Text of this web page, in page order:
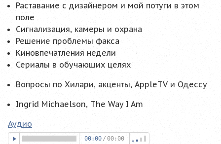
Раставание с дизайнером и мой потуги в этом
поле
Сигнализация, камеры и охрана
Решение проблемы факса
Киновпечатления недели
Сериалы в обучающих целях
Вопросы по Хилари, акценты, AppleTV и Одессу
Ingrid Michaelson, The Way I Am
Аудио
00:00 / 00:00